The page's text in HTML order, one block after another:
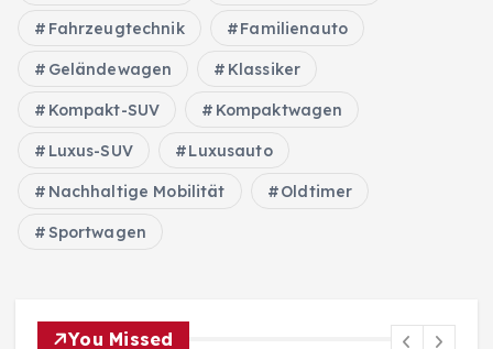
Fahrzeugtechnik Familienauto
Geländewagen Klassiker
Kompakt-SUV Kompaktwagen
Luxus-SUV Luxusauto
Nachhaltige Mobilität Oldtimer
Sportwagen
You Missed